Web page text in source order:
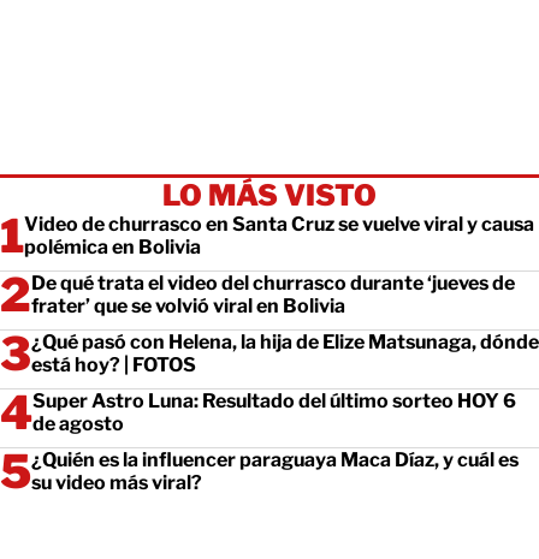
LO MÁS VISTO
Video de churrasco en Santa Cruz se vuelve viral y causa
polémica en Bolivia
De qué trata el video del churrasco durante ‘jueves de
frater’ que se volvió viral en Bolivia
¿Qué pasó con Helena, la hija de Elize Matsunaga, dónde
está hoy? | FOTOS
Super Astro Luna: Resultado del último sorteo HOY 6
de agosto
¿Quién es la influencer paraguaya Maca Díaz, y cuál es
su video más viral?